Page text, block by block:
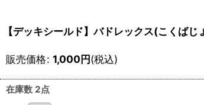
【デッキシールド】バドレックス(こくばじ
販売価格: 1,000円(税込)
在庫数 2点